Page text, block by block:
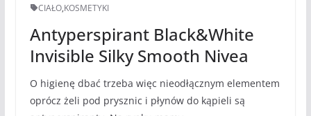
CIAŁO,KOSMETYKI
Antyperspirant Black&White
Invisible Silky Smooth Nivea
O higienę dbać trzeba więc nieodłącznym elementem
oprócz żeli pod prysznic i płynów do kąpieli są